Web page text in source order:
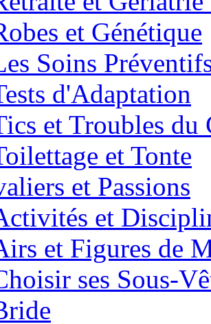
et Génétique
Soins
d'Adaptation
et Troubles du
et Tonte
et Passions
et
et Figures de
ses Sous-